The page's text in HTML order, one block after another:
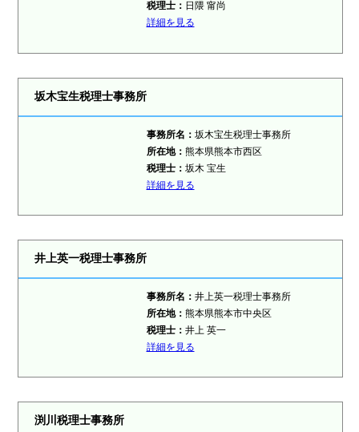
税理士： 日隈 甯尚
詳細を見る
坂木宝生税理士事務所
事務所名： 坂木宝生税理士事務所
所在地： 熊本県熊本市西区
税理士： 坂木 宝生
詳細を見る
井上英一税理士事務所
事務所名： 井上英一税理士事務所
所在地： 熊本県熊本市中央区
税理士： 井上 英一
詳細を見る
渕川税理士事務所